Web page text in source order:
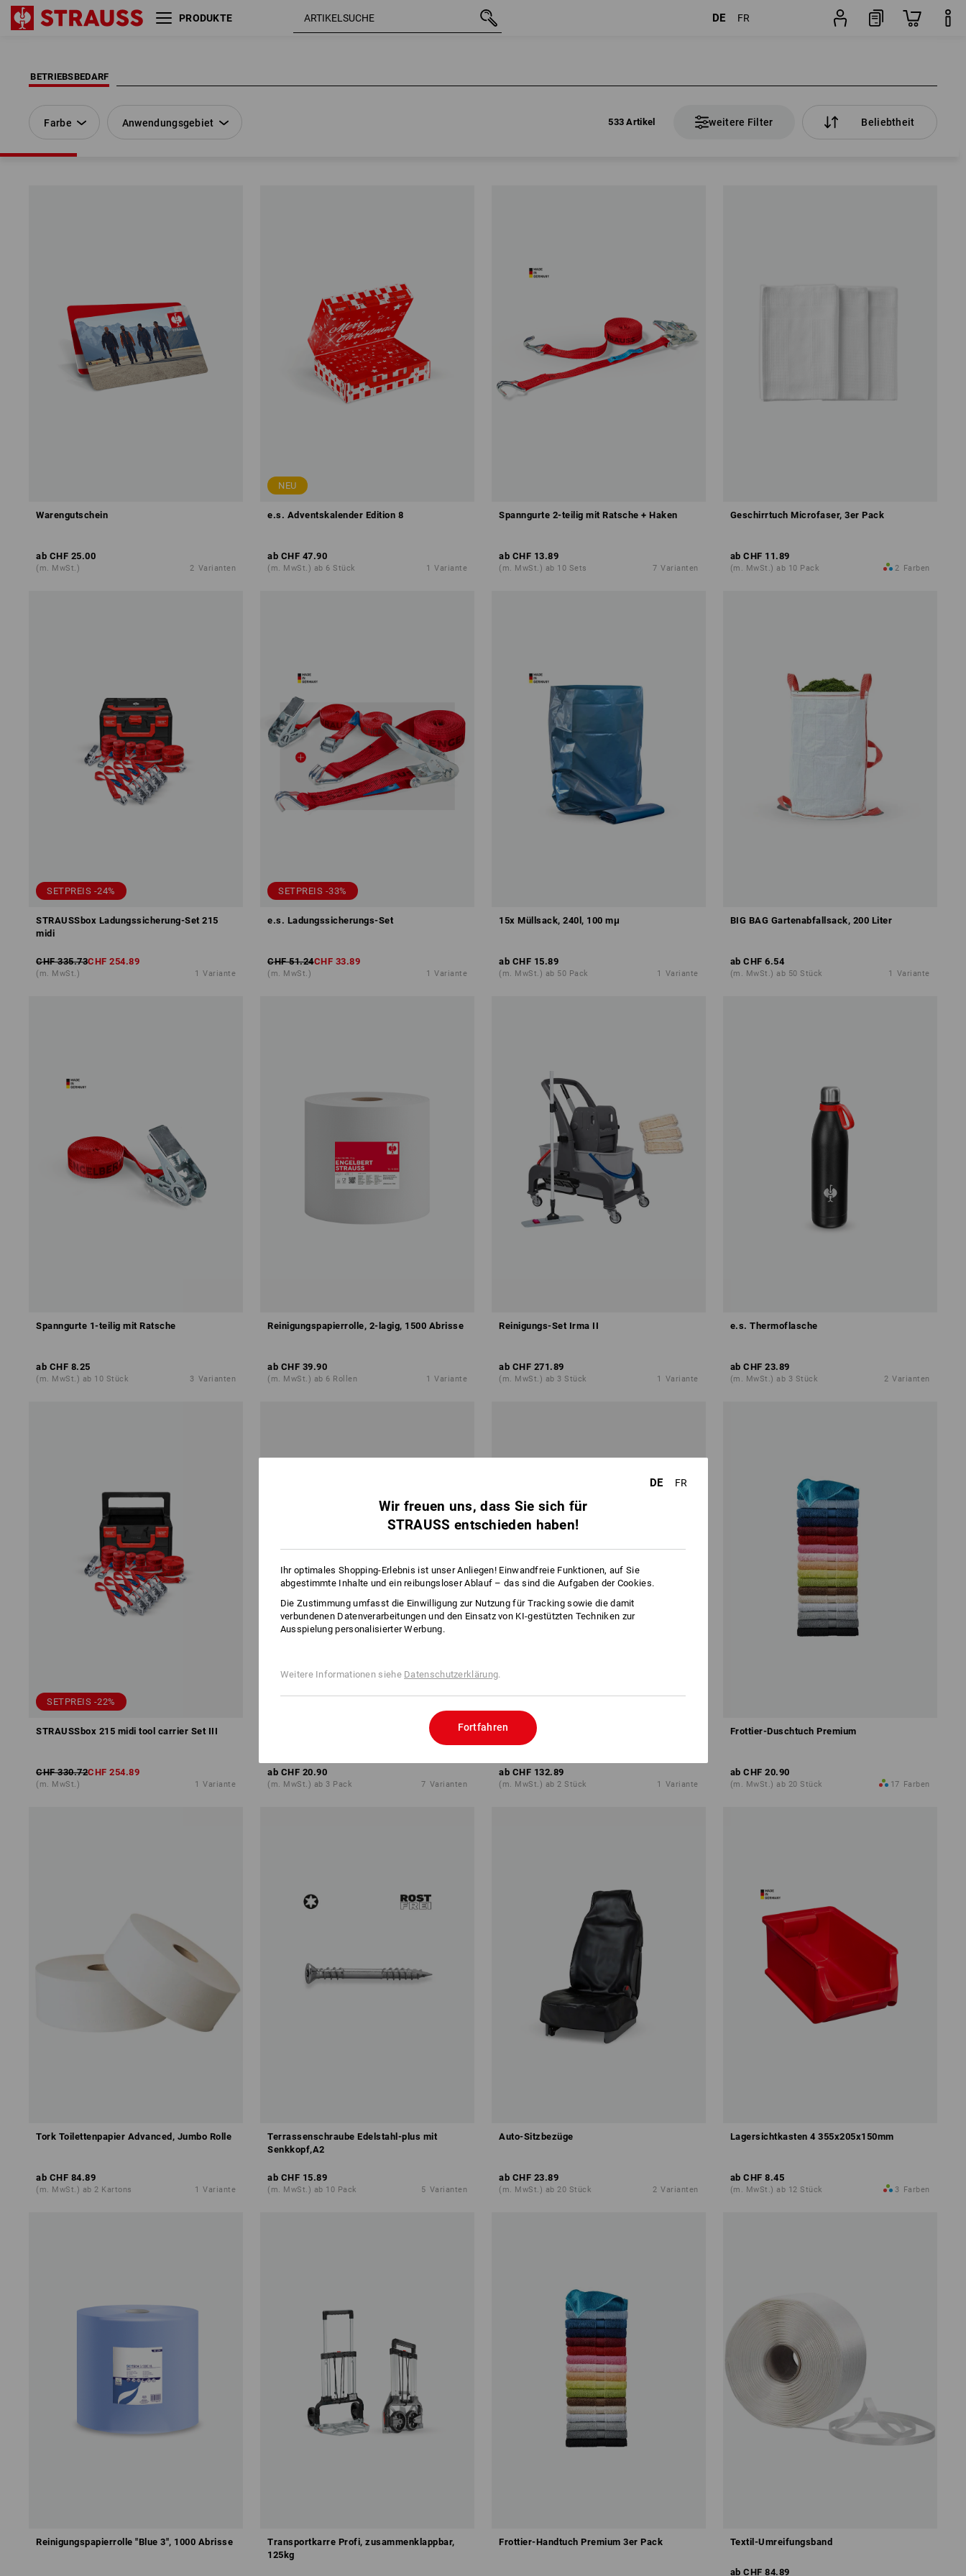
PRODUKTE DE FR
BETRIEBSBEDARF
Farbe Anwendungsgebiet 533 Artikel weitere Filter Beliebtheit
Farbe
Warengutschein
ab CHF 25.00
(m. MwSt.) 2 Varianten
NEU
e.s. Adventskalender Edition 8
ab CHF 47.90
(m. MwSt.) ab 6 Stück 1 Variante
Spanngurte 2-teilig mit Ratsche + Haken
ab CHF 13.89
(m. MwSt.) ab 10 Sets 7 Varianten
Geschirrtuch Microfaser, 3er Pack
ab CHF 11.89
(m. MwSt.) ab 10 Pack 2 Farben
SETPREIS -24%
STRAUSSbox Ladungssicherung-Set 215
midi
CHF 335.73CHF 254.89
(m. MwSt.) 1 Variante
SETPREIS -33%
e.s. Ladungssicherungs-Set
CHF 51.24CHF 33.89
(m. MwSt.) 1 Variante
15x Müllsack, 240l, 100 mμ
ab CHF 15.89
(m. MwSt.) ab 50 Pack 1 Variante
BIG BAG Gartenabfallsack, 200 Liter
ab CHF 6.54
(m. MwSt.) ab 50 Stück 1 Variante
Spanngurte 1-teilig mit Ratsche
ab CHF 8.25
(m. MwSt.) ab 10 Stück 3 Varianten
Reinigungspapierrolle, 2-lagig, 1500 Abrisse
ab CHF 39.90
(m. MwSt.) ab 6 Rollen 1 Variante
Reinigungs-Set Irma II
ab CHF 271.89
(m. MwSt.) ab 3 Stück 1 Variante
e.s. Thermoflasche
ab CHF 23.89
(m. MwSt.) ab 3 Stück 2 Varianten
SETPREIS -22%
STRAUSSbox 215 midi tool carrier Set III
CHF 330.72CHF 254.89
(m. MwSt.) 1 Variante
ab CHF 20.90
(m. MwSt.) ab 3 Pack 7 Varianten
Tork Wandhalter Performance
ab CHF 132.89
(m. MwSt.) ab 2 Stück 1 Variante
Frottier-Duschtuch Premium
ab CHF 20.90
(m. MwSt.) ab 20 Stück 17 Farben
Tork Toilettenpapier Advanced, Jumbo Rolle
ab CHF 84.89
(m. MwSt.) ab 2 Kartons 1 Variante
Terrassenschraube Edelstahl-plus mit
Senkkopf,A2
ab CHF 15.89
(m. MwSt.) ab 10 Pack 5 Varianten
Auto-Sitzbezüge
ab CHF 23.89
(m. MwSt.) ab 20 Stück 2 Varianten
Lagersichtkasten 4 355x205x150mm
ab CHF 8.45
(m. MwSt.) ab 12 Stück 3 Farben
Reinigungspapierrolle "Blue 3", 1000 Abrisse
Transportkarre Profi, zusammenklappbar,
125kg
Frottier-Handtuch Premium 3er Pack Textil-Umreifungsband
ab CHF 84.89
DE FR
Wir freuen uns, dass Sie sich für
STRAUSS entschieden haben!
Ihr optimales Shopping-Erlebnis ist unser Anliegen! Einwandfreie Funktionen, auf Sie
abgestimmte Inhalte und ein reibungsloser Ablauf – das sind die Aufgaben der Cookies.
Die Zustimmung umfasst die Einwilligung zur Nutzung für Tracking sowie die damit
verbundenen Datenverarbeitungen und den Einsatz von KI-gestützten Techniken zur
Ausspielung personalisierter Werbung.
Weitere Informationen siehe Datenschutzerklärung.
Fortfahren